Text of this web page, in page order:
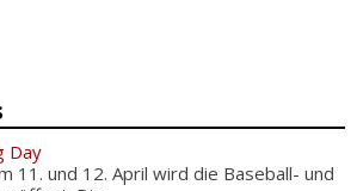
Day
11. und 12. April wird die Baseball- und